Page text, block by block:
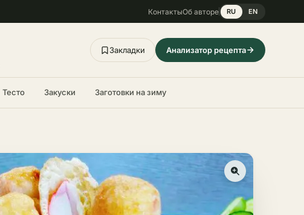
КонтактыОб авторе RU EN
Закладки Анализатор рецепта
Тесто Закуски Заготовки на зиму